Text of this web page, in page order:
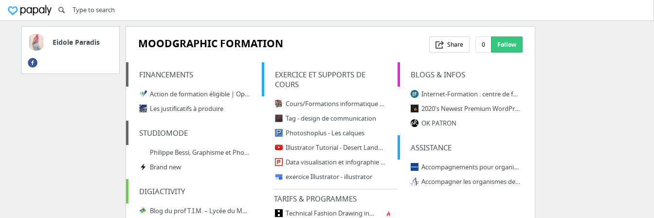
Eidole Paradis MOODGRAPHIC FORMATION Share 0 Follow
FINANCEMENTS
Action de formation éligible | Opcalia
Les justificatifs à produire
STUDIOMODE
Philippe Bessi, Graphisme et Photographie
Brand new
DIGIACTIVITY
Blog du prof T.I.M. – Lycée du Mené – Informatique
EXERCICE ET SUPPORTS DE
COURS
Cours/Formations informatique à télécharger
Tag - design de communication
Photoshoplus - Les calques
Illustrator Tutorial - Desert Landscape Flat Design (Illustrator Flat Design Tutorial)
Data visualisation et infographie avec Illustrator
exercice Illustrator - illustrator
TARIFS & PROGRAMMES
Technical Fashion Drawing in Adobe Illustrator and Adobe Photoshop
BLOGS & INFOS
Internet-Formation : centre de formation Internet et agence web - Poitiers (86), Niort ...
2020's Newest Premium WordPress themes from ThemeForest
OK PATRON
ASSISTANCE
Accompagnements pour organismes de formations
Accompagner les organismes de formation dans leur gestion